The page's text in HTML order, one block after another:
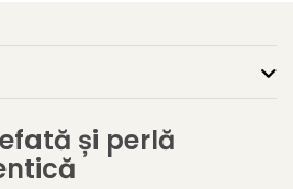
și perlă